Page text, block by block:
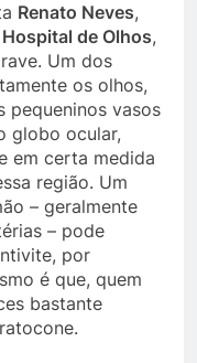
Renato Neves,
Hospital de Olhos,
Um dos
os olhos,
pequeninos vasos
globo ocular,
em certa medida
região. Um
– geralmente
– pode
por
é que, quem
bastante